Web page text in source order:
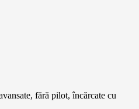
fără pilot, încărcate cu